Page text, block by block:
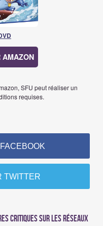
AMAZON
SFU peut réaliser un
requises.
TWITTER
critiques sur les réseaux